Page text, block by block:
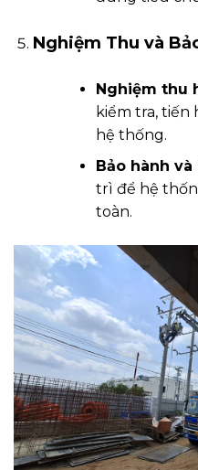
Nghiệm Thu và
Nghiệm thu
kiểm tra,
hệ thống.
Bảo hành
trì để hệ
toàn.